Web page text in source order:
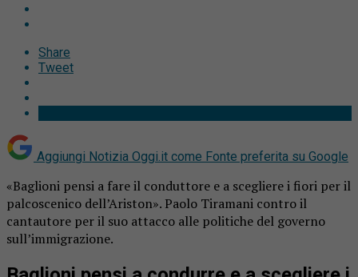
Share
Tweet
Aggiungi Notizia Oggi.it come Fonte preferita su Google
«Baglioni pensi a fare il conduttore e a scegliere i fiori per il
palcoscenico dell’Ariston». Paolo Tiramani contro il
cantautore per il suo attacco alle politiche del governo
sull’immigrazione.